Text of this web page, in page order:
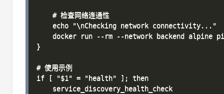
    # 检查网络连通性
    echo "\nChecking network connectivity..."
docker run --rm --network backend alpine
}
# 使用示例
if [ "$1" = "health" ]; then
    service_discovery_health_check